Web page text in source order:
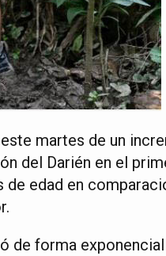
martes de un
del Darién en el
edad en
de forma